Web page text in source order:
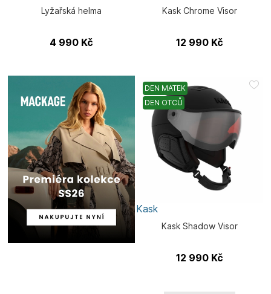
Lyžařská helma
4 990 Kč
Kask Chrome Visor
12 990 Kč
DEN MATEK
DEN OTCŮ
Kask
Kask Shadow Visor
12 990 Kč